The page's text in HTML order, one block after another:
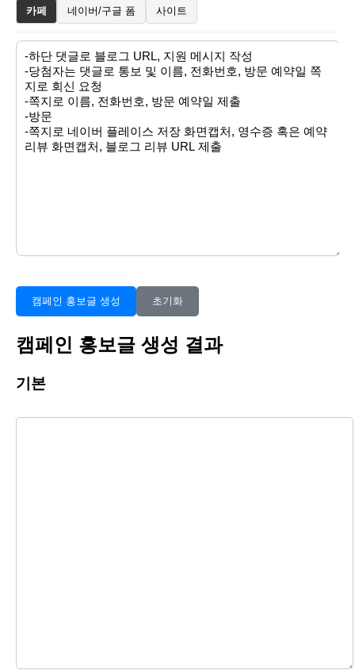
카페 네이버/구글 폼 사이트
캠페인 홍보글 생성 초기화
캠페인 홍보글 생성 결과
기본